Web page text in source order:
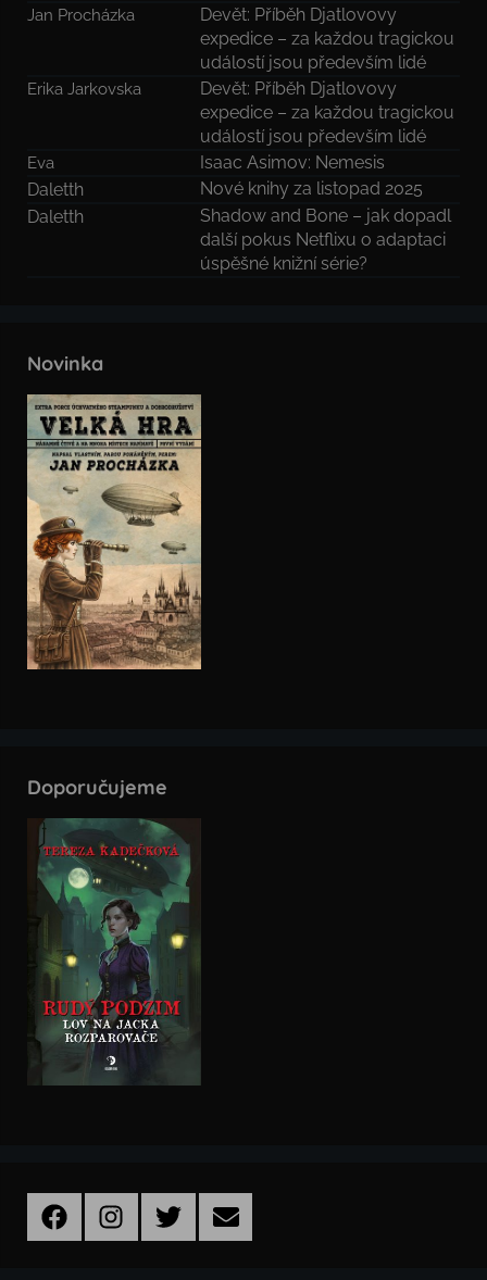
Jan Procházka
Devět: Příběh Djatlovovy
expedice – za každou tragickou
událostí jsou především lidé
Erika Jarkovska
Devět: Příběh Djatlovovy
expedice – za každou tragickou
událostí jsou především lidé
Eva
Isaac Asimov: Nemesis
Daletth
Nové knihy za listopad 2025
Daletth
Shadow and Bone – jak dopadl
další pokus Netflixu o adaptaci
úspěšné knižní série?
Novinka
Doporučujeme
FacebookInstagramTwitter Email